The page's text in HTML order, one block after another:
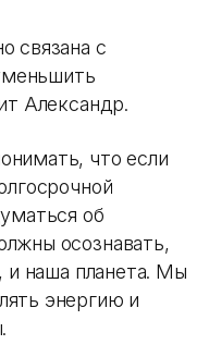
связана с
Александр.
что если
об
осознавать,
и наша планета. Мы
энергию и